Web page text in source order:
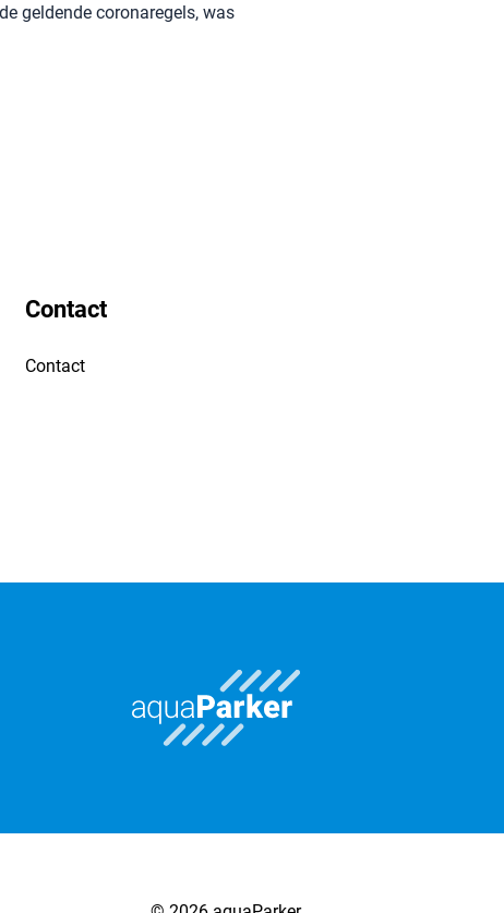
geldende coronaregels, was
Contact
Contact